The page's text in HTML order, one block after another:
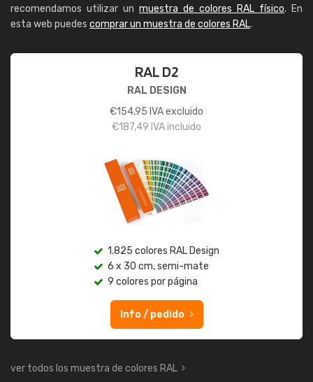
recomendamos utilizar un muestra de colores RAL físico. En
esta web puedes comprar un muestra de colores RAL.
RAL D2
RAL DESIGN
€154,95 IVA excluido
€187,49 IVA incluido
1.825 colores RAL Design
6 x 30 cm, semi-mate
9 colores por página
Info / pedido
ver todos los muestra de colores RAL